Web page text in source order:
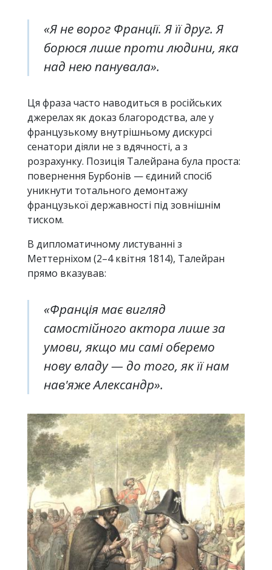
«Я не ворог Франції. Я її друг. Я
борюся лише проти людини, яка
над нею панувала».
Ця фраза часто наводиться в російських
джерелах як доказ благородства, але у
французькому внутрішньому дискурсі
сенатори діяли не з вдячності, а з
розрахунку. Позиція Талейрана була проста:
повернення Бурбонів — єдиний спосіб
уникнути тотального демонтажу
французької державності під зовнішнім
тиском.
В дипломатичному листуванні з
Меттерніхом (2–4 квітня 1814), Талейран
прямо вказував:
«Франція має вигляд
самостійного актора лише за
умови, якщо ми самі оберемо
нову владу — до того, як її нам
нав'яже Александр».